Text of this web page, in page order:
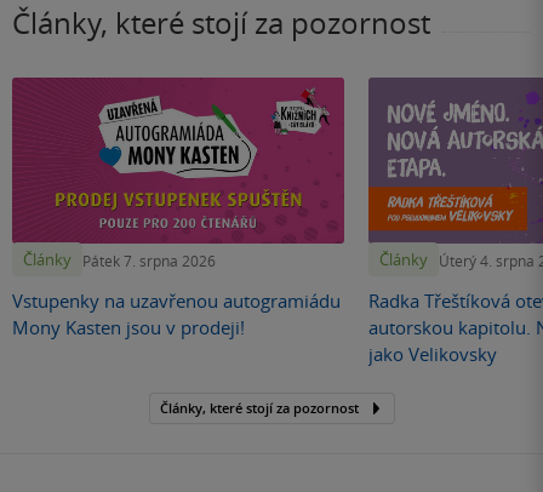
Články, které stojí za pozornost
Články Pátek 7. srpna 2026
Vstupenky na uzavřenou autogramiádu
Mony Kasten jsou v prodeji!
Články Úterý 4. srpna
Radka Třeštíková
autorskou kapitolu.
jako Velikovsky
Články, které stojí za pozornost